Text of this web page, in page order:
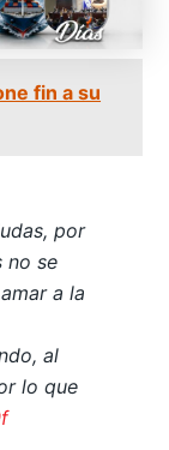
fin a su
por
no se
a la
al
lo que